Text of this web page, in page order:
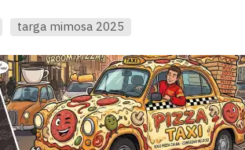
targa mimosa 2025